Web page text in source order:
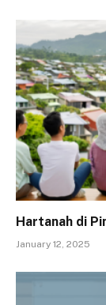
Hartanah di
January 12, 2025